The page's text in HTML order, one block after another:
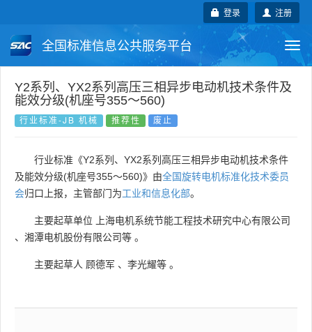
注册
登录
全国标准信息公共服务平台
国家标准 行业标准 地方标准
团体标准 企业标准
国外标准 技术委员会
Y2系列、YX2系列高压三相异步电动机技术条件及
能效分级(机座号355～560)
行业标准-JB 机械 推荐性 废止
行业标准《Y2系列、YX2系列高压三相异步电动机技术条件
及能效分级(机座号355～560)》由全国旋转电机标准化技术委员
会归口上报，主管部门为工业和信息化部。
主要起草单位
上海电机系统节能工程技术研究中心有限公司
、 湘潭电机股份有限公司等 。
主要起草人 顾德军 、 李光耀等 。